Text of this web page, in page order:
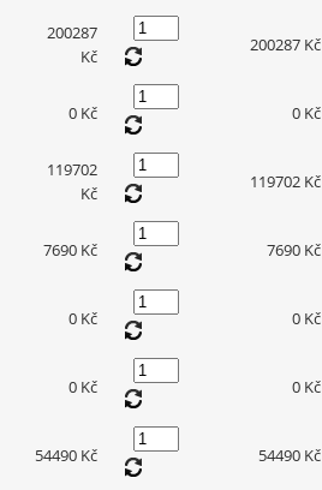
200287
Kč
200287 Kč
0 Kč 0 Kč
119702
Kč
119702 Kč
7690 Kč 7690 Kč
0 Kč 0 Kč
0 Kč 0 Kč
54490 Kč 54490 Kč